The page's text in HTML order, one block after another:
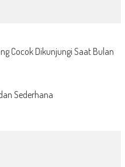
Cocok Dikunjungi Saat Bulan
Sederhana